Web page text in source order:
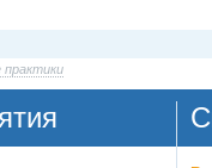
практики